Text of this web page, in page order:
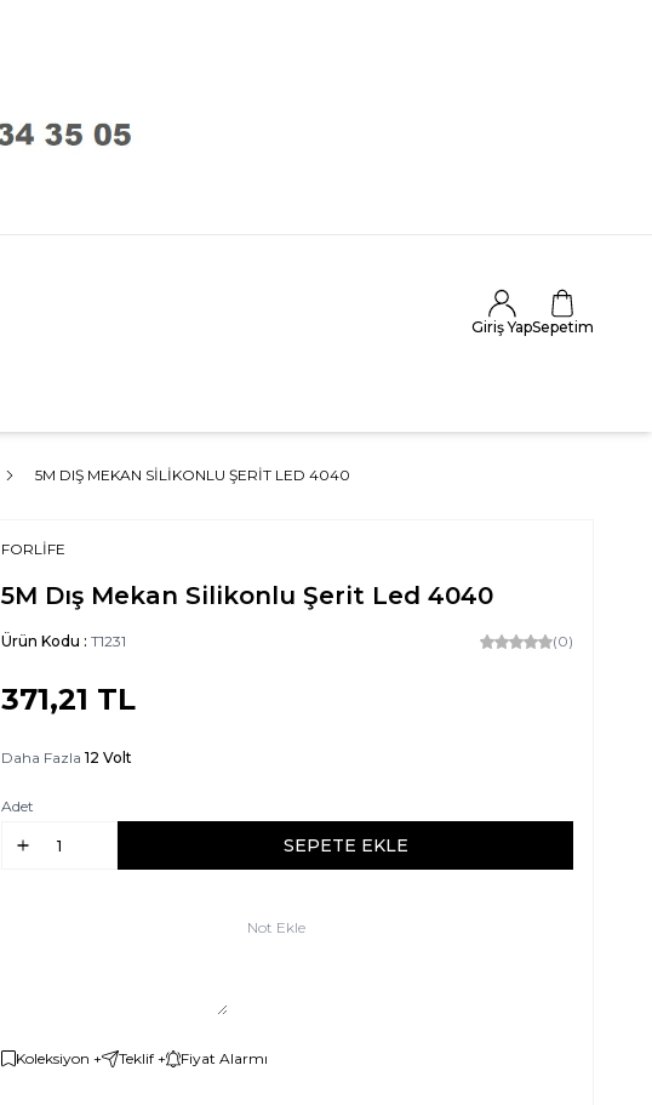
Giriş YapSepetim
5M DIŞ MEKAN SILIKONLU ŞERIT LED 4040
FORLİFE
5M Dış Mekan Silikonlu Şerit Led 4040
Ürün Kodu : T1231 (0)
371,21 TL
Daha Fazla 12 Volt
Adet
SEPETE EKLE
Not Ekle
Koleksiyon + Teklif + Fiyat Alarmı